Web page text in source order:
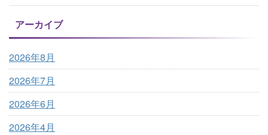
アーカイブ
2026年8月
2026年7月
2026年6月
2026年4月